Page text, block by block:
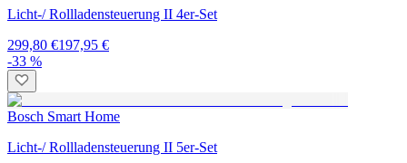
Licht-/ Rollladensteuerung II 4er-Set
299,80 €197,95 €
-33 %
Bosch Smart Home
Licht-/ Rollladensteuerung II 5er-Set